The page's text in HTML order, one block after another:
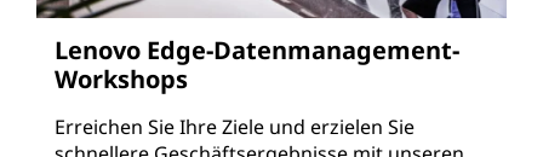
Lenovo Edge-Datenmanagement-
Workshops
Erreichen Sie Ihre Ziele und erzielen Sie